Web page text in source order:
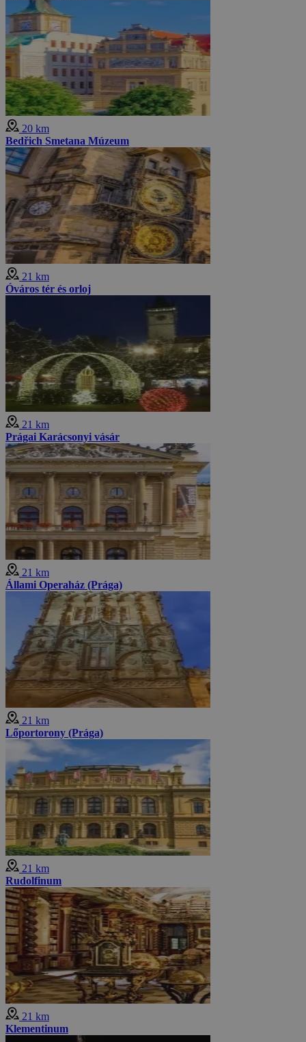
20 km
Bedřich Smetana Múzeum
21 km
Óváros tér és orloj
21 km
Prágai Karácsonyi vásár
21 km
Állami Operaház (Prága)
21 km
Lőportorony (Prága)
21 km
Rudolfinum
21 km
Klementinum